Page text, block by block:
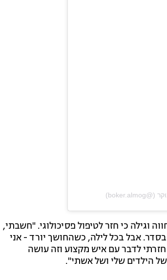
וגילה כי חזר לטיפול פסיכולוגי. "חשבתי,
אבל בכל לילה, כשהחושך יורד - אני
לדבר עם איש מקצוע וזה עושה
הילדים שלי ושל אשתי".